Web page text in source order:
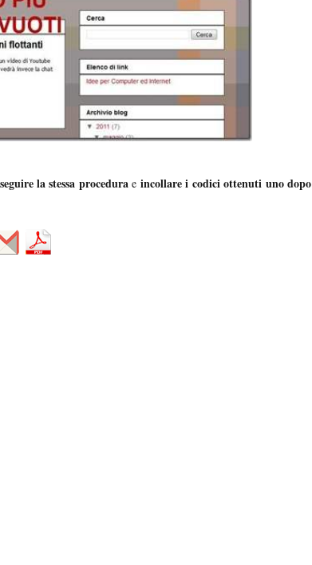
seguire la stessa procedurae incollare i codici ottenuti uno dopo